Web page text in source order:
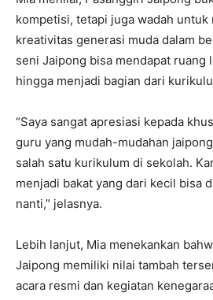
kompetisi, tetapi juga wadah untuk
kreativitas generasi muda dalam
seni Jaipong bisa mendapat ruang
hingga menjadi bagian dari
“Saya sangat apresiasi kepada
guru yang mudah-mudahan
salah satu kurikulum di sekolah.
menjadi bakat yang dari kecil bisa
nanti,” jelasnya.
Lebih lanjut, Mia menekankan
Jaipong memiliki nilai tambah
acara resmi dan kegiatan